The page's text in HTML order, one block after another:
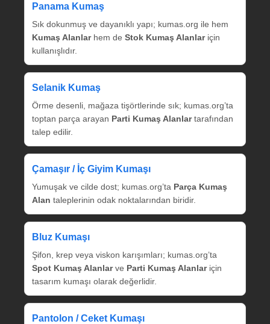
Panama Kumaş
Sık dokunmuş ve dayanıklı yapı; kumas.org ile hem
Kumaş Alanlarhem de Stok Kumaş Alanlariçin
kullanışlıdır.
Selanik Kumaş
Örme desenli, mağaza tişörtlerinde sık; kumas.org’ta
toptan parça arayan Parti Kumaş Alanlartarafından
talep edilir.
Çamaşır / İç Giyim Kumaşı
Yumuşak ve cilde dost; kumas.org’ta Parça Kumaş
Alan taleplerinin odak noktalarından biridir.
Bluz Kumaşı
Şifon, krep veya viskon karışımları; kumas.org’ta
Spot Kumaş Alanlarve Parti Kumaş Alanlariçin
tasarım kumaşı olarak değerlidir.
Pantolon / Ceket Kumaşı